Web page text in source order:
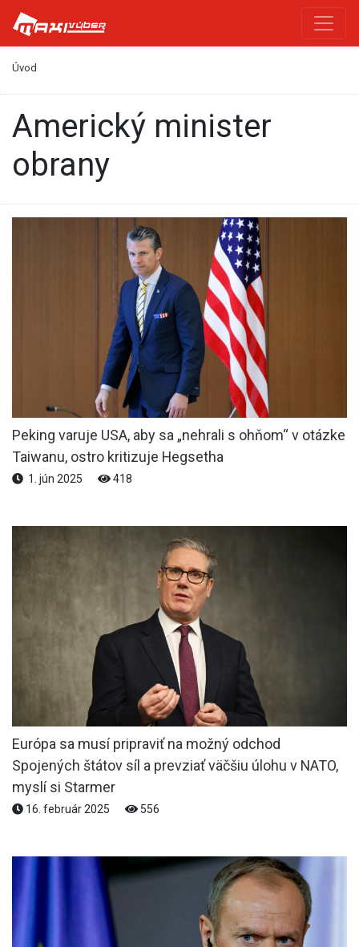
Úvod
Americký minister
obrany
Peking varuje USA, aby sa „nehrali s ohňom“ v otázke
Taiwanu, ostro kritizuje Hegsetha
1. jún 2025 418
Európa sa musí pripraviť na možný odchod
Spojených štátov síl a prevziať väčšiu úlohu v NATO,
myslí si Starmer
16. február 2025 556